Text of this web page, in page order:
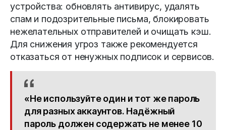
устройства: обновлять антивирус, удалять
спам и подозрительные письма, блокировать
нежелательных отправителей и очищать кэш.
Для снижения угроз также рекомендуется
отказаться от ненужных подписок и сервисов.
«Не используйте один и тот же пароль
для разных аккаунтов. Надёжный
пароль должен содержать не менее 10